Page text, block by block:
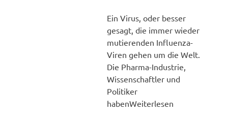
Ein Virus, oder besser
gesagt, die immer wieder
mutierenden Influenza-
Viren gehen um die Welt.
Die Pharma-Industrie,
Wissenschaftler und
Politiker
habenWeiterlesen